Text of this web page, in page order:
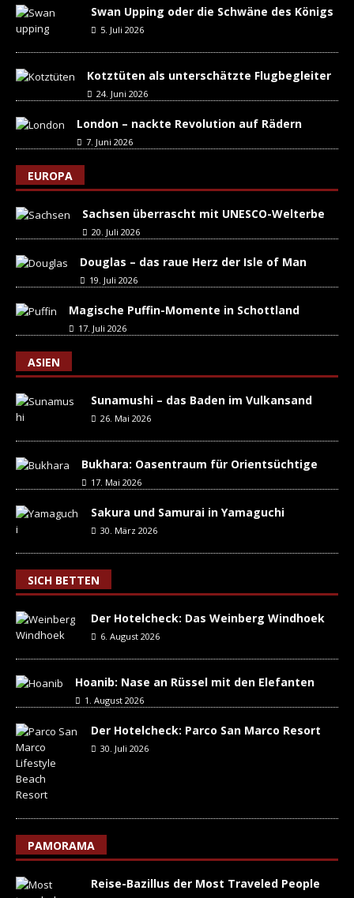
Swan Upping oder die Schwäne des Königs
5. Juli 2026
Kotztüten als unterschätzte Flugbegleiter
24. Juni 2026
London – nackte Revolution auf Rädern
7. Juni 2026
EUROPA
Sachsen überrascht mit UNESCO-Welterbe
20. Juli 2026
Douglas – das raue Herz der Isle of Man
19. Juli 2026
Magische Puffin-Momente in Schottland
17. Juli 2026
ASIEN
Sunamushi – das Baden im Vulkansand
26. Mai 2026
Bukhara: Oasentraum für Orientsüchtige
17. Mai 2026
Sakura und Samurai in Yamaguchi
30. März 2026
SICH BETTEN
Der Hotelcheck: Das Weinberg Windhoek
6. August 2026
Hoanib: Nase an Rüssel mit den Elefanten
1. August 2026
Der Hotelcheck: Parco San Marco Resort
30. Juli 2026
PAMORAMA
Reise-Bazillus der Most Traveled People